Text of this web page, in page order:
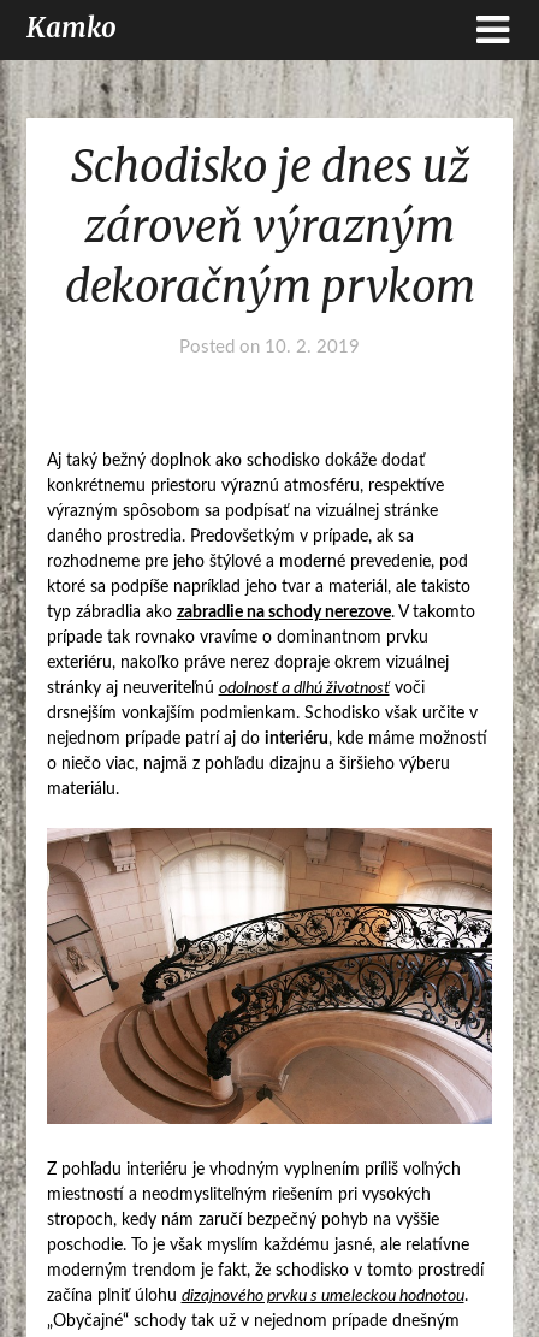
Kamko
Schodisko je dnes už
zároveň výrazným
dekoračným prvkom
Posted on 10. 2. 2019
Aj taký bežný doplnok ako schodisko dokáže dodať
konkrétnemu priestoru výraznú atmosféru, respektíve
výrazným spôsobom sa podpísať na vizuálnej stránke
daného prostredia. Predovšetkým v prípade, ak sa
rozhodneme pre jeho štýlové a moderné prevedenie, pod
ktoré sa podpíše napríklad jeho tvar a materiál, ale takisto
typ zábradlia ako zabradlie na schody nerezove. V takomto
prípade tak rovnako vravíme o dominantnom prvku
exteriéru, nakoľko práve nerez dopraje okrem vizuálnej
stránky aj neuveriteľnú odolnosť a dlhú životnosťvoči
drsnejším vonkajším podmienkam. Schodisko však určite v
nejednom prípade patrí aj do interiéru, kde máme možností
o niečo viac, najmä z pohľadu dizajnu a širšieho výberu
materiálu.
Z pohľadu interiéru je vhodným vyplnením príliš voľných
miestností a neodmysliteľným riešením pri vysokých
stropoch, kedy nám zaručí bezpečný pohyb na vyššie
poschodie. To je však myslím každému jasné, ale relatívne
moderným trendom je fakt, že schodisko v tomto prostredí
začína plniť úlohu dizajnového prvku s umeleckou hodnotou.
„Obyčajné“ schody tak už v nejednom prípade dnešným